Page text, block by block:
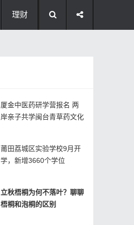
理财
厦金中医药研学营报名 两
岸亲子共学闽台青草药文化
莆田荔城区实验学校9月开
学，新增3660个学位
立秋梧桐为何不落叶？聊聊
梧桐和泡桐的区别